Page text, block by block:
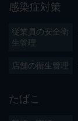
感染症対策
従業員の安全衛
生管理
店舗の衛生管理
たばこ